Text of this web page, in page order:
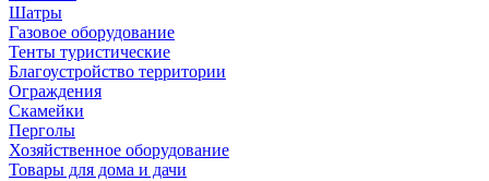
Шатры
Газовое оборудование
Тенты туристические
Благоустройство территории
Ограждения
Скамейки
Перголы
Хозяйственное оборудование
Товары для дома и дачи